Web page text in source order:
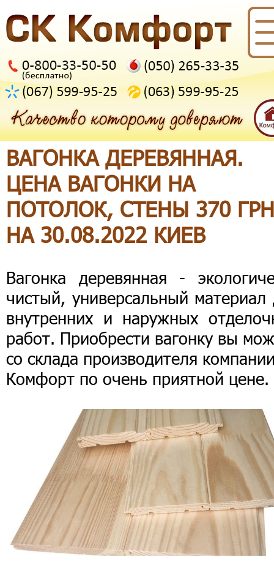
ВАГОНКА ДЕРЕВЯННАЯ.
ЦЕНА ВАГОНКИ НА
ПОТОЛОК, СТЕНЫ 370 ГРН
НА 30.08.2022 КИЕВ
Вагонка деревянная -
чистый, универсальный материал
внутренних и наружных
работ. Приобрести вагонку вы
со склада производителя
Комфорт по очень приятной цене.